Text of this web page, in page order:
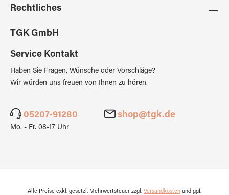
Rechtliches
TGK GmbH
Service Kontakt
Haben Sie Fragen, Wünsche oder Vorschläge?
Wir würden uns freuen von Ihnen zu hören.
05207-91280 shop@tgk.de
Mo. - Fr. 08-17 Uhr
Alle Preise exkl. gesetzl. Mehrwertsteuer zzgl. Versandkosten und ggf.